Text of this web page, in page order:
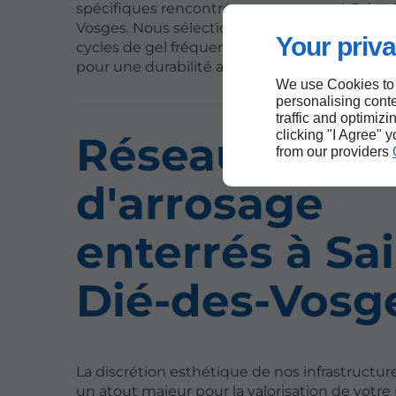
Your
We use Cookies
personalising
traffic and
clicking "I Agree"
from our providers
spécifiques rencontrés couramment à Saint-
Vosges. Nous sélectionnons des matériaux
cycles de gel fréquents dans cette partie
pour une durabilité accrue.
Réseaux
d'arrosage
enterrés à
Dié-des-
La discrétion esthétique de nos
un atout majeur pour la valorisation de